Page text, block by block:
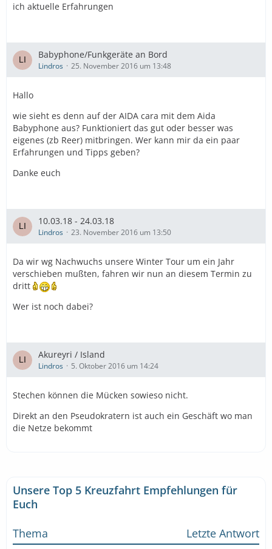
ich aktuelle Erfahrungen
Babyphone/Funkgeräte an Bord
Lindros 25. November 2016 um 13:48
Hallo
wie sieht es denn auf der AIDA cara mit dem Aida
Babyphone aus? Funktioniert das gut oder besser was
eigenes (zb Reer) mitbringen. Wer kann mir da ein paar
Erfahrungen und Tipps geben?
Danke euch
10.03.18 - 24.03.18
Lindros 23. November 2016 um 13:50
Da wir wg Nachwuchs unsere Winter Tour um ein Jahr
verschieben mußten, fahren wir nun an diesem Termin zu
dritt
Wer ist noch dabei?
Akureyri / Island
Lindros 5. Oktober 2016 um 14:24
Stechen können die Mücken sowieso nicht.
Direkt an den Pseudokratern ist auch ein Geschäft wo man
die Netze bekommt
Unsere Top 5 Kreuzfahrt Empfehlungen für
Euch
Thema
Letzte Antwort